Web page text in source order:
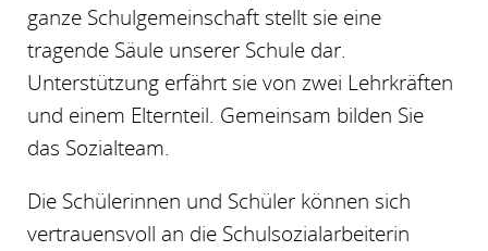
ganze Schulgemeinschaft stellt sie eine
tragende Säule unserer Schule dar.
Unterstützung erfährt sie von zwei Lehrkräften
und einem Elternteil. Gemeinsam bilden Sie
das Sozialteam.
Die Schülerinnen und Schüler können sich
vertrauensvoll an die Schulsozialarbeiterin